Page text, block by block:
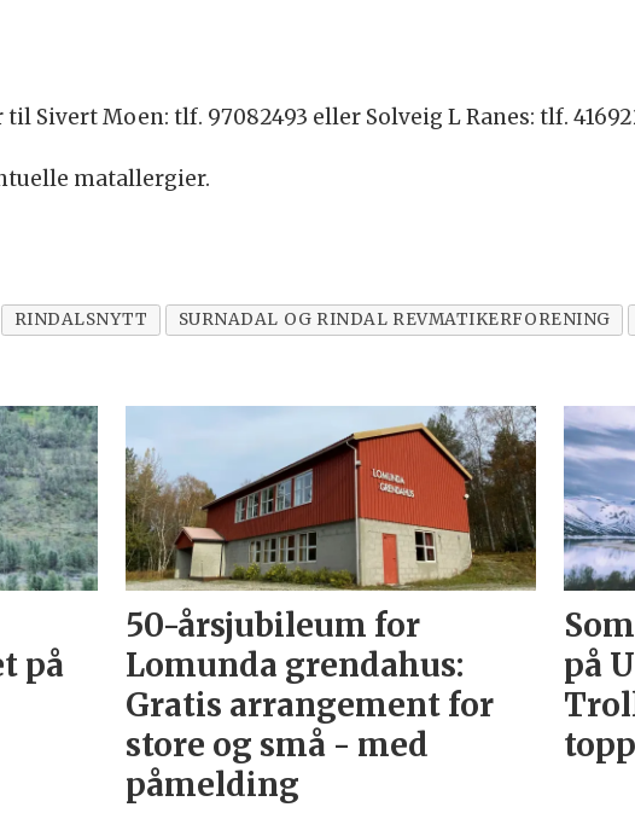
Sivert Moen: tlf. 97082493 eller Solveig L Ranes: tlf.
matallergier.
RINDALSNYTT SURNADAL OG RINDAL REVMATIKERFORENING
på
50-årsjubileum for
Lomunda grendahus:
Gratis arrangement for
store og små - med
påmelding
på